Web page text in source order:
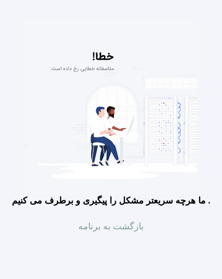
ما هرچه سریعتر مشکل را پیگیری و برطرف می کنیم .
بازگشت به برنامه